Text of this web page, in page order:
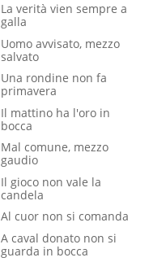
La verità vien sempre a
galla
Uomo avvisato, mezzo
salvato
Una rondine non fa
primavera
Il mattino ha l'oro in
bocca
Mal comune, mezzo
gaudio
Il gioco non vale la
candela
Al cuor non si comanda
A caval donato non si
guarda in bocca